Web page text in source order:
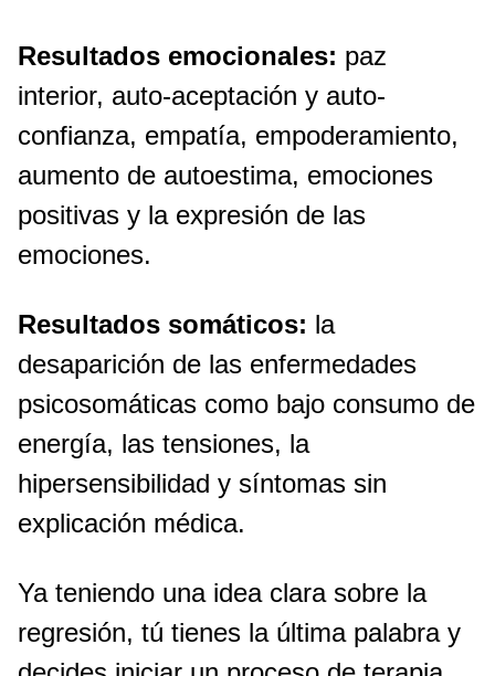
Resultados emocionales: paz
interior, auto-aceptación y auto-
confianza, empatía, empoderamiento,
aumento de autoestima, emociones
positivas y la expresión de las
emociones.
Resultados somáticos: la
desaparición de las enfermedades
psicosomáticas como bajo consumo de
energía, las tensiones, la
hipersensibilidad y síntomas sin
explicación médica.
Ya teniendo una idea clara sobre la
regresión, tú tienes la última palabra y